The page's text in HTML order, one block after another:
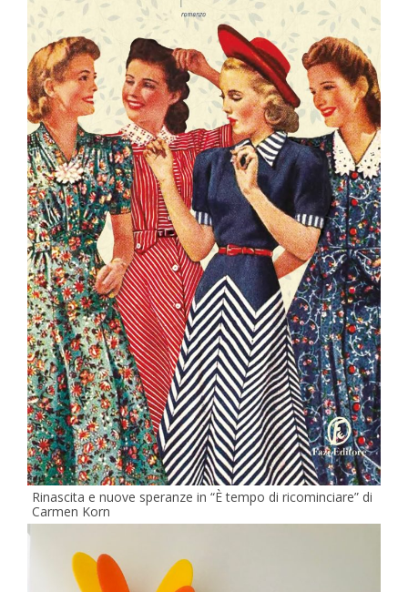
Rinascita e nuove speranze in “È tempo di ricominciare” di
Carmen Korn